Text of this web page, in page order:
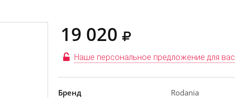
19 020
Наше персональное предложение для вас
Бренд
Rodania